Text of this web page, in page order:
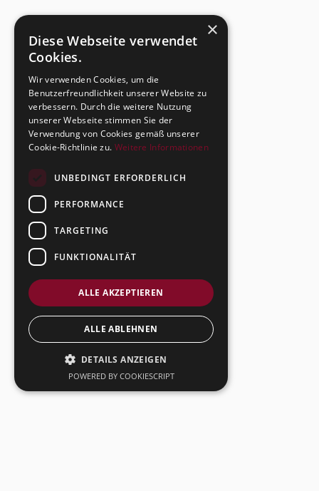
×
Diese Webseite verwendet
Cookies.
Wir verwenden Cookies, um die
Benutzerfreundlichkeit unserer Website zu
verbessern. Durch die weitere Nutzung
unserer Webseite stimmen Sie der
Verwendung von Cookies gemäß unserer
Cookie-Richtlinie zu. Weitere Informationen
UNBEDINGT ERFORDERLICH
PERFORMANCE
TARGETING
FUNKTIONALITÄT
ALLE AKZEPTIEREN
ALLE ABLEHNEN
DETAILS ANZEIGEN
POWERED BY COOKIESCRIPT